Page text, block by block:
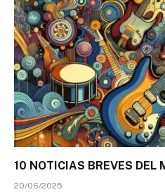
10 NOTICIAS BREVES DEL
20/06/2025